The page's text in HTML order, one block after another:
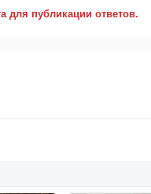
для публикации ответов.